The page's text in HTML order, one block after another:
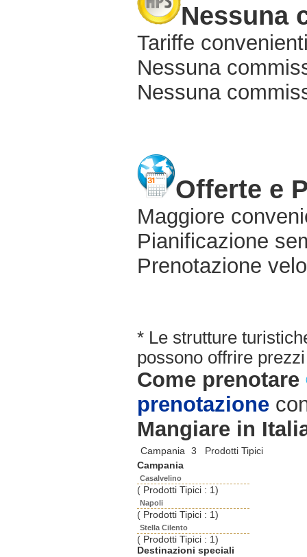
Nessuna
Tariffe
Nessuna
Nessuna
Offerte e
Maggiore
Pianificazione
Prenotazione
* Le strutture
possono offrire
Come prenotare
prenotazione
Mangiare in
Campania
3 Prodotti Tipici
Campania
Casalvelino
( Prodotti Tipici : 1)
Napoli
( Prodotti Tipici : 1)
Stella Cilento
( Prodotti Tipici : 1)
Destinazioni speciali